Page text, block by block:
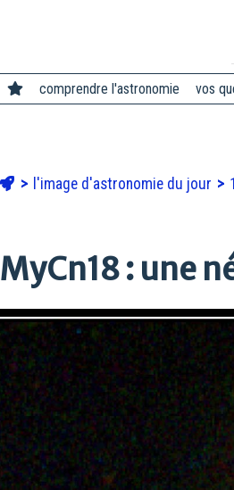
comprendre l'astronomie vos
l'image d'astronomie du jour
MyCn18 : une